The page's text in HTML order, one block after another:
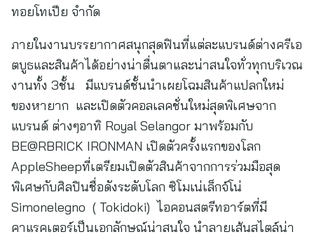
ทอยโทเปีย จำกัด
ภายในงานบรรยากาศสนุกสุดฟินที่แต่ละแบรนด์ต่างครีเอ
ตบูธและสินค้าได้อย่างน่าตื่นตาและน่าสนใจทั่วทุกบริเวณ
งานทั้ง 3ชั้น มีแบรนด์ชั้นนำเผยโฉมสินค้าแปลกใหม่
ของหายาก และเปิดตัวคอลเลคชั่นใหม่สุดพิเศษจาก
แบรนด์ ต่างๆอาทิ Royal Selangor มาพร้อมกับ
BE@RBRICK IRONMAN เปิดตัวครั้งแรกของโลก
AppleSheepที่เตรียมเปิดตัวสินค้าจากการร่วมมือสุด
พิเศษกับศิลปินชื่อดังระดับโลก ซิโมเน่เล็กจ์โน่
Simonelegno ( Tokidoki) ไอคอนสตรีทอาร์ตที่มี
คาแรคเตอร์เป็นเอกลักษณ์น่าสนใจ นำลายเส้นสไตล์น่า